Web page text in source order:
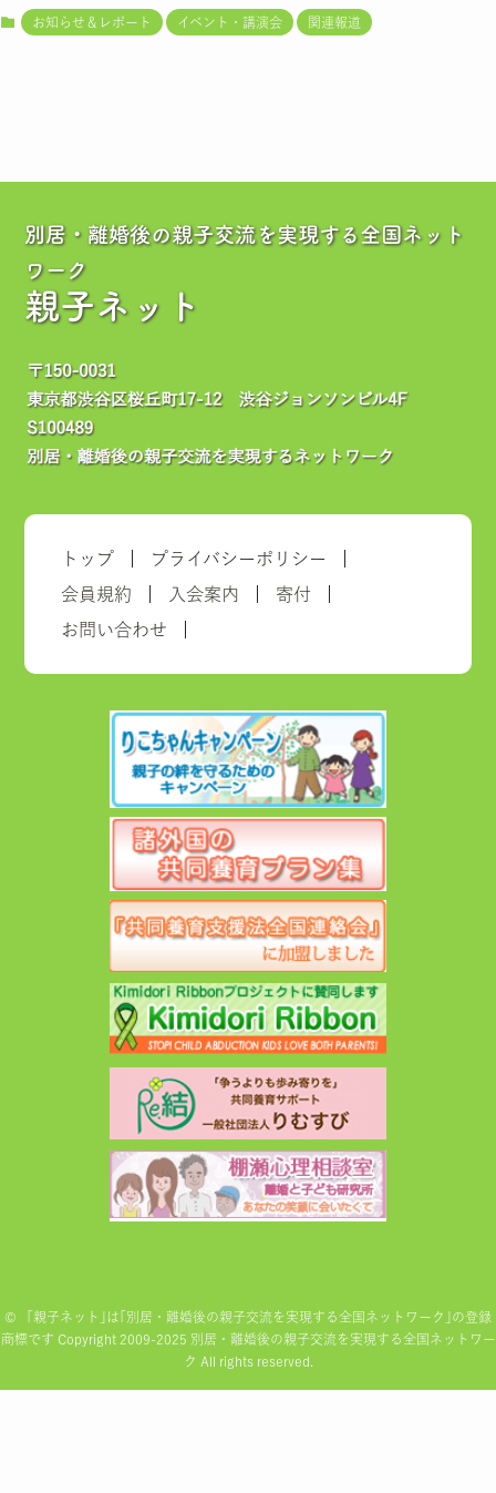
お知らせ＆レポート イベント・講演会 関連報道
別居・離婚後の親子交流を実現する全国ネット
ワーク
親子ネット
トップ プライバシーポリシー
会員規約 入会案内 寄付
お問い合わせ
© 「親子ネット｣は｢別居・離婚後の親子交流を実現する全国ネットワーク｣の登録
商標です Copyright 2009-2025 別居・離婚後の親子交流を実現する全国ネットワー
ク All rights reserved.